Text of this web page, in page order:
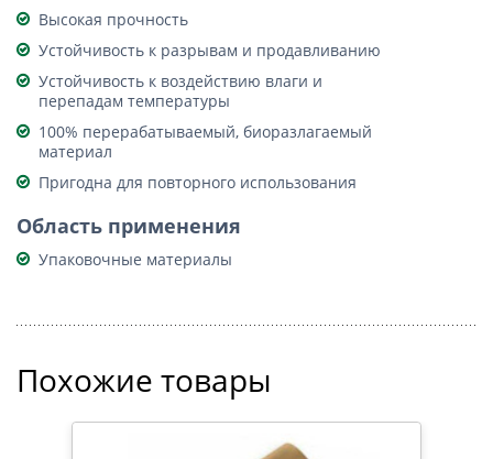
Высокая прочность
Устойчивость к разрывам и продавливанию
Устойчивость к воздействию влаги и
перепадам температуры
100% перерабатываемый, биоразлагаемый
материал
Пригодна для повторного использования
Область применения
Упаковочные материалы
Похожие товары